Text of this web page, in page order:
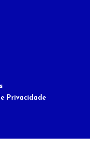
Privacidade